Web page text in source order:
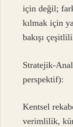
için değil;
kılmak için
bakışı
Stratejik-
perspektif):
Kentsel
verimlilik,